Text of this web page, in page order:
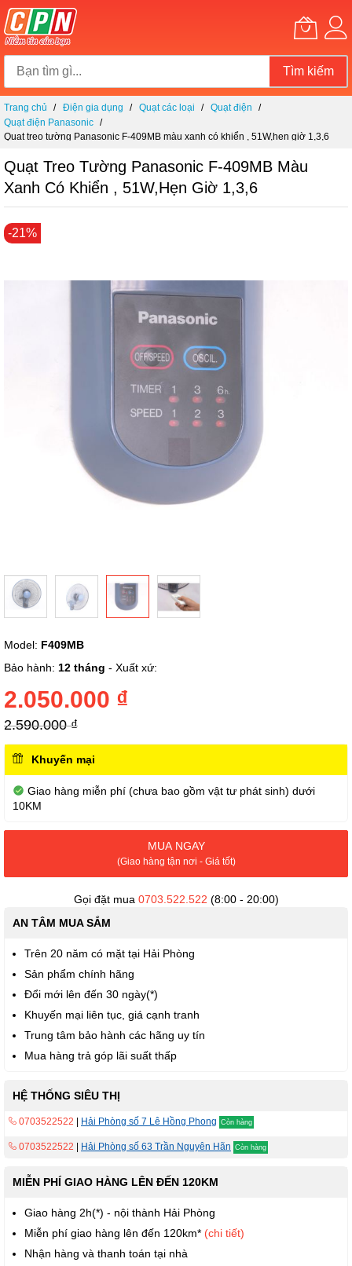
Tìm kiếm
Chuyển
đến
nội
Trang chủ Điện gia dụng Quạt các loại
Quạt điện
Quạt điện Panasonic
Quạt treo tường Panasonic F-409MB màu xanh có khiển , 51W,hẹn giờ 1,3,6
Quạt Treo Tường Panasonic F-409MB Màu
Xanh Có Khiển , 51W,hẹn Giờ 1,3,6
Chuyển
đến
đến
phần
của
thư
viện
ảnh
-21%
Model: F409MB
Bảo hành: 12 tháng - Xuất xứ:
2.050.000 ₫
2.590.000 ₫
Khuyến mại
Giao hàng miễn phí (chưa bao gồm vật tư phát sinh) dưới
10KM
MUA NGAY
(Giao hàng tận nơi - Giá tốt)
Gọi đặt mua 0703.522.522 (8:00 - 20:00)
AN TÂM MUA SẮM
Trên 20 năm có mặt tại Hải Phòng
Sản phẩm chính hãng
Đổi mới lên đến 30 ngày(*)
Khuyến mại liên tục, giá cạnh tranh
Trung tâm bảo hành các hãng uy tín
Mua hàng trả góp lãi suất thấp
HỆ THỐNG SIÊU THỊ
0703522522 Hải Phòng số 7 Lê Hồng Phong Còn hàng
0703522522 Hải Phòng số 63 Trần Nguyên Hãn Còn hàng
MIỄN PHÍ GIAO HÀNG LÊN ĐẾN 120KM
Giao hàng 2h(*) - nội thành Hải Phòng
Miễn phí giao hàng lên đến 120km* (chi tiết)
Nhận hàng và thanh toán tại nhà